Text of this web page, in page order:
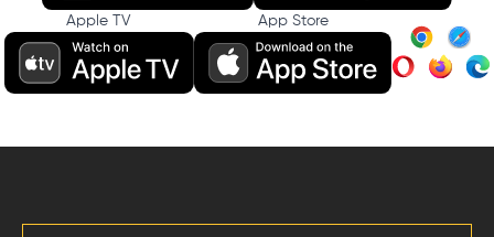
Apple TV App Store